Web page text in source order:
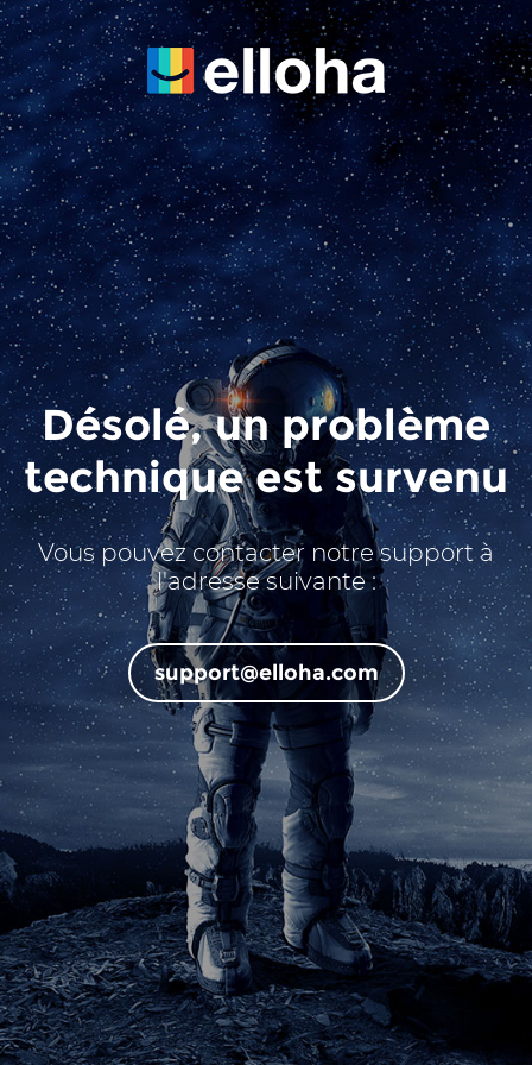
Désolé, un problème
technique est survenu
Vous pouvez contacter notre support à
l'adresse suivante :
support@elloha.com